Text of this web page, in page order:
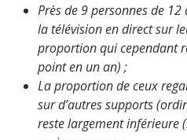
Près de 9 personnes de
la télévision en direct sur
proportion qui cependant
point en un an) ;
La proportion de ceux
sur d’autres supports
reste largement inférieure